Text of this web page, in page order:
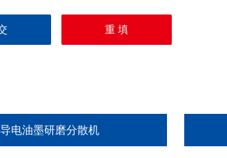
电油墨研磨分散机